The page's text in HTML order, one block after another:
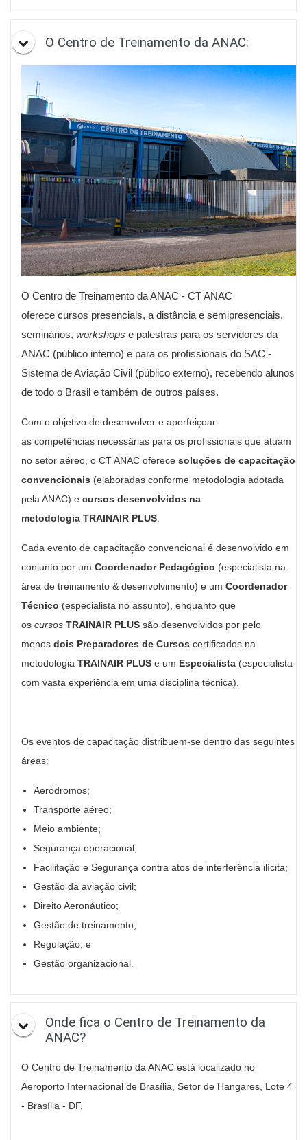
O Centro de Treinamento da ANAC:
O Centro de Treinamento da ANAC - CT ANAC
oferece cursos presenciais, a distância e semipresenciais,
seminários, workshops e palestras para os servidores da
ANAC (público interno) e para os profissionais do SAC -
Sistema de Aviação Civil (público externo), recebendo alunos
de todo o Brasil e também de outros países.
Com o objetivo de desenvolver e aperfeiçoar
as competências necessárias para os profissionais que atuam
no setor aéreo, o CT ANAC oferece soluções de capacitação
convencionais (elaboradas conforme metodologia adotada
pela ANAC) e cursos desenvolvidos na
metodologia TRAINAIR PLUS
Cada evento de capacitação convencional é desenvolvido em
conjunto por um Coordenador Pedagógico (especialista na
área de treinamento & desenvolvimento) e um Coordenador
Técnico (especialista no assunto), enquanto que
os cursos TRAINAIR PLUS são desenvolvidos por pelo
menos dois Preparadores de Cursos certificados na
metodologia TRAINAIR PLUS e um Especialista (especialista
com vasta experiência em uma disciplina técnica).
Os eventos de capacitação distribuem-se dentro das seguintes
áreas:
Aeródromos;
Transporte aéreo;
Meio ambiente;
Segurança operacional;
Facilitação e Segurança contra atos de interferência ilícita;
Gestão da aviação civil;
Direito Aeronáutico;
Gestão de treinamento;
Regulação; e
Gestão organizacional.
Onde fica o Centro de Treinamento da
ANAC?
O Centro de Treinamento da ANAC está localizado no
Aeroporto Internacional de Brasília, Setor de Hangares, Lote 4
- Brasília - DF.